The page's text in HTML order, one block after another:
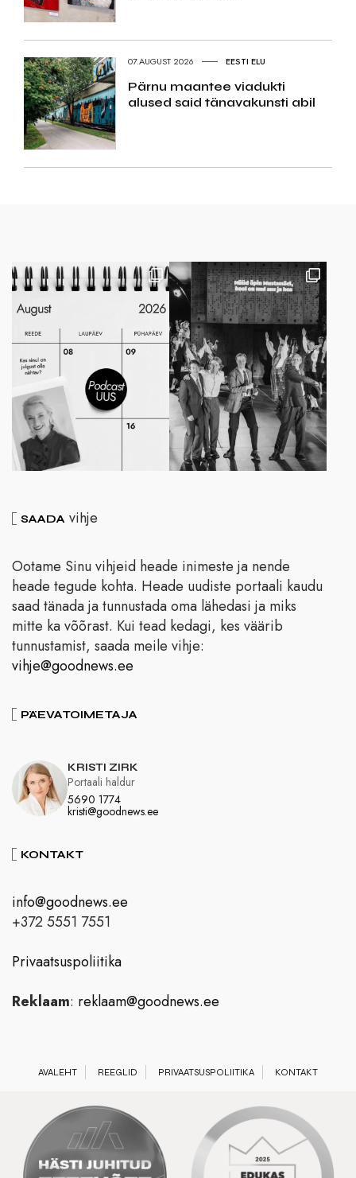
07.AUGUST 2026 EESTI ELU
Pärnu maantee viadukti
alused said tänavakunsti abil
SAADA vihje
Ootame Sinu vihjeid heade inimeste ja nende
heade tegude kohta. Heade uudiste portaali kaudu
saad tänada ja tunnustada oma lähedasi ja miks
mitte ka võõrast. Kui tead kedagi, kes väärib
tunnustamist, saada meile vihje:
vihje@goodnews.ee
PÄEVATOIMETAJA
KRISTI ZIRK
5690 1774
kristi@goodnews.ee
Portaali haldur
KONTAKT
info@goodnews.ee
+372 5551 7551
Privaatsuspoliitika
Reklaam: reklaam@goodnews.ee
AVALEHT REEGLID PRIVAATSUSPOLIITIKA KONTAKT